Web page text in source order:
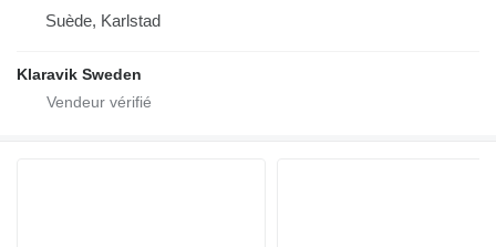
Suède, Karlstad
Klaravik Sweden